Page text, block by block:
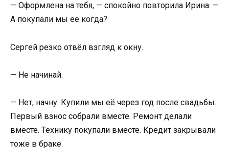
— Оформлена на тебя, — спокойно повторила Ирина. —
А покупали мы её когда?
Сергей резко отвёл взгляд к окну.
— Не начинай.
— Нет, начну. Купили мы её через год после свадьбы.
Первый взнос собрали вместе. Ремонт делали
вместе. Технику покупали вместе. Кредит закрывали
тоже в браке.